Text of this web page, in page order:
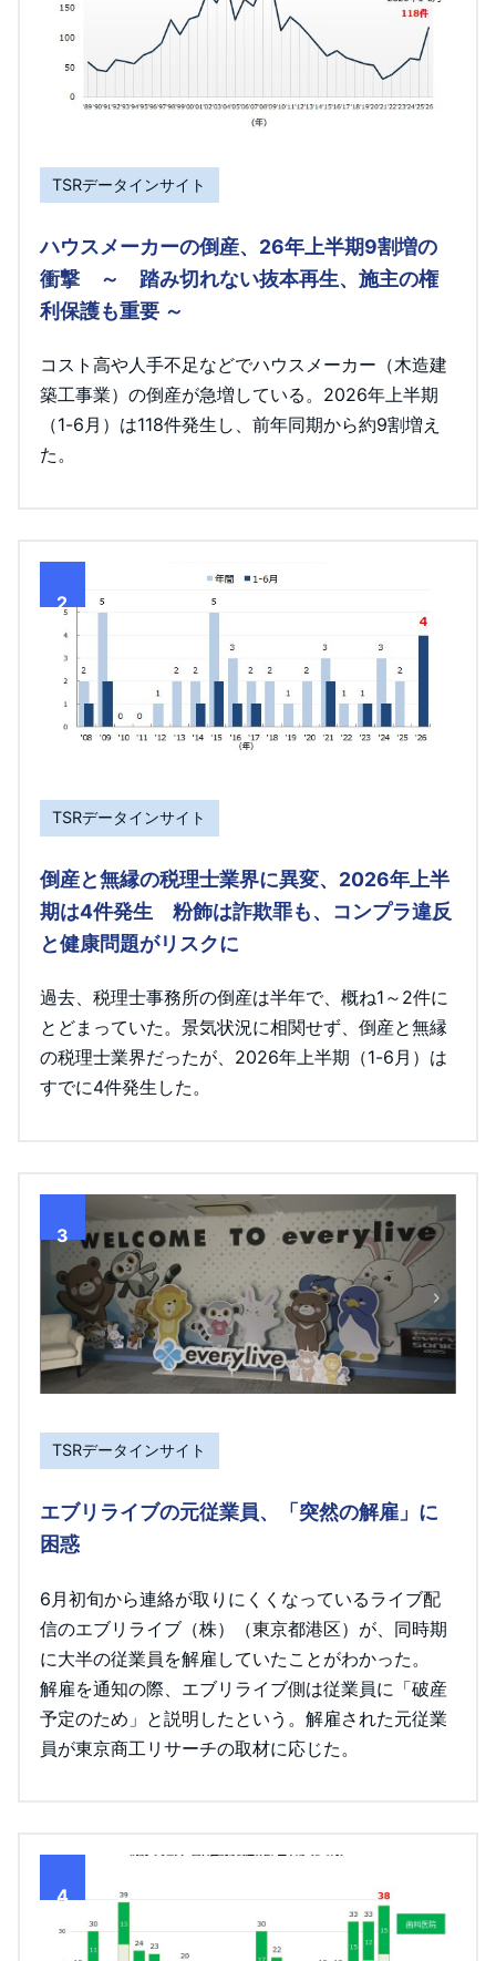
TSRデータインサイト
ハウスメーカーの倒産、26年上半期9割増の
衝撃 ～ 踏み切れない抜本再生、施主の権
利保護も重要 ～
コスト高や人手不足などでハウスメーカー（木造建
築工事業）の倒産が急増している。2026年上半期
（1-6月）は118件発生し、前年同期から約9割増え
た。
2
TSRデータインサイト
倒産と無縁の税理士業界に異変、2026年上半
期は4件発生 粉飾は詐欺罪も、コンプラ違反
と健康問題がリスクに
過去、税理士事務所の倒産は半年で、概ね1～2件に
とどまっていた。景気状況に相関せず、倒産と無縁
の税理士業界だったが、2026年上半期（1-6月）は
すでに4件発生した。
3
TSRデータインサイト
エブリライブの元従業員、「突然の解雇」に
困惑
6月初旬から連絡が取りにくくなっているライブ配
信のエブリライブ（株）（東京都港区）が、同時期
に大半の従業員を解雇していたことがわかった。
解雇を通知の際、エブリライブ側は従業員に「破産
予定のため」と説明したという。解雇された元従業
員が東京商工リサーチの取材に応じた。
4